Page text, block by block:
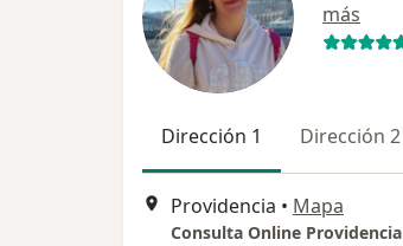
más
Dirección 1 Dirección 2
Providencia • Mapa
Consulta Online Providencia